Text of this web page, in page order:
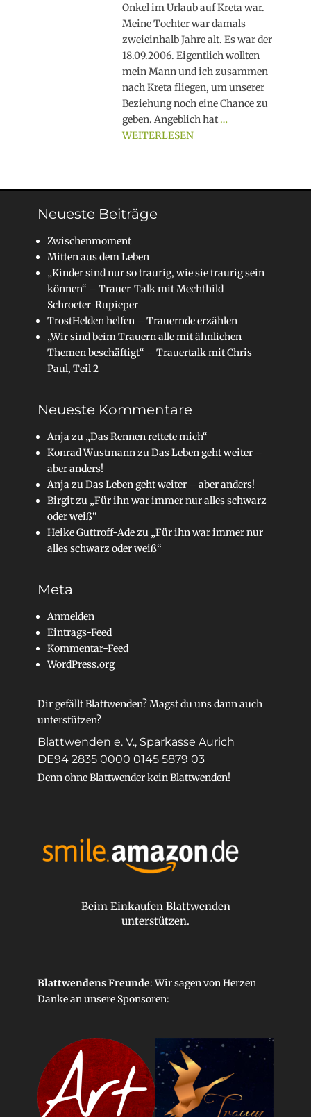
Onkel im Urlaub auf Kreta war.
Meine Tochter war damals
zweieinhalb Jahre alt. Es war der
18.09.2006. Eigentlich wollten
mein Mann und ich zusammen
nach Kreta fliegen, um unserer
Beziehung noch eine Chance zu
geben. Angeblich hat …
WEITERLESEN
Neueste Beiträge
Zwischenmoment
Mitten aus dem Leben
„Kinder sind nur so traurig, wie sie traurig sein
können“ – Trauer-Talk mit Mechthild
Schroeter-Rupieper
TrostHelden helfen – Trauernde erzählen
„Wir sind beim Trauern alle mit ähnlichen
Themen beschäftigt“ – Trauertalk mit Chris
Paul, Teil 2
Neueste Kommentare
Anjazu „Das Rennen rettete mich“
Konrad WustmannzuDas Leben geht weiter –
aber anders!
AnjazuDas Leben geht weiter – aber anders!
Birgitzu „Für ihn war immer nur alles schwarz
oder weiß“
Heike Guttroff-Adezu „Für ihn war immer nur
alles schwarz oder weiß“
Meta
Anmelden
Eintrags-Feed
Kommentar-Feed
WordPress.org
Dir gefällt Blattwenden? Magst du uns dann auch
unterstützen?
Blattwenden e. V., Sparkasse Aurich
DE94 2835 0000 0145 5879 03
Denn ohne Blattwender kein Blattwenden!
Beim Einkaufen Blattwenden
unterstützen.
Blattwendens Freunde: Wir sagen von Herzen
Danke an unsere Sponsoren: